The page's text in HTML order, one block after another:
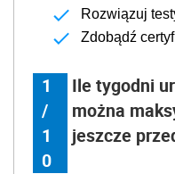
Rozwiązuj
Zdobądź
1
/
1
0
Ile tygodni
można
jeszcze